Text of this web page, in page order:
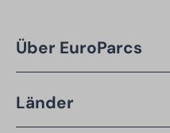
Über EuroParcs
Länder